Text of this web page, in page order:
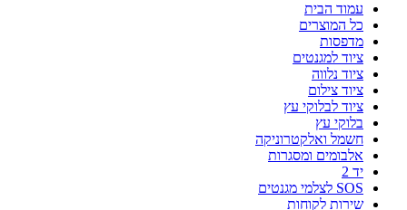
עמוד הבית
כל המוצרים
מדפסות
ציוד למגנטים
ציוד נלווה
ציוד צילום
ציוד לבלוקי עץ
בלוקי עץ
חשמל ואלקטרוניקה
אלבומים ומסגרות
יד 2
SOS לצלמי מגנטים
שירות לקוחות